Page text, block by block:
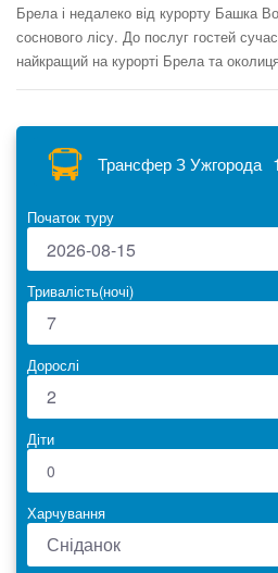
Брела і недалеко від курорту Башка
соснового лісу. До послуг гостей
найкращий на курорті Брела та
Трансфер З Ужгорода
Початок туру
2026-08-15
Тривалість(ночі)
Дорослі
2
Діти
0
Харчування
Сніданок